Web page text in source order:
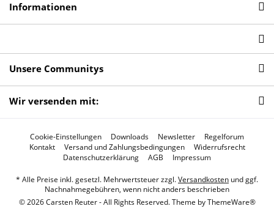
Informationen
Unsere Communitys
Wir versenden mit:
Cookie-Einstellungen Downloads Newsletter
Regelforum
Kontakt
Versand und Zahlungsbedingungen
Widerrufsrecht
Datenschutzerklärung
AGB Impressum
* Alle Preise inkl. gesetzl. Mehrwertsteuer zzgl.Versandkosten und ggf.
Nachnahmegebühren, wenn nicht anders beschrieben
© 2026 Carsten Reuter - All Rights Reserved. Theme byThemeWare®